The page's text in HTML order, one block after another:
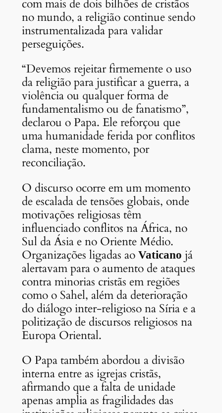
com mais de dois bilhões de cristãos
no mundo, a religião continue sendo
instrumentalizada para validar
perseguições.
“Devemos rejeitar firmemente o uso
da religião para justificar a guerra, a
violência ou qualquer forma de
fundamentalismo ou de fanatismo”,
declarou o Papa. Ele reforçou que
uma humanidade ferida por conflitos
clama, neste momento, por
reconciliação.
O discurso ocorre em um momento
de escalada de tensões globais, onde
motivações religiosas têm
influenciado conflitos na África, no
Sul da Ásia e no Oriente Médio.
Organizações ligadas ao Vaticano já
alertavam para o aumento de ataques
contra minorias cristãs em regiões
como o Sahel, além da deterioração
do diálogo inter-religioso na Síria e a
politização de discursos religiosos na
Europa Oriental.
O Papa também abordou a divisão
interna entre as igrejas cristãs,
afirmando que a falta de unidade
apenas amplia as fragilidades das